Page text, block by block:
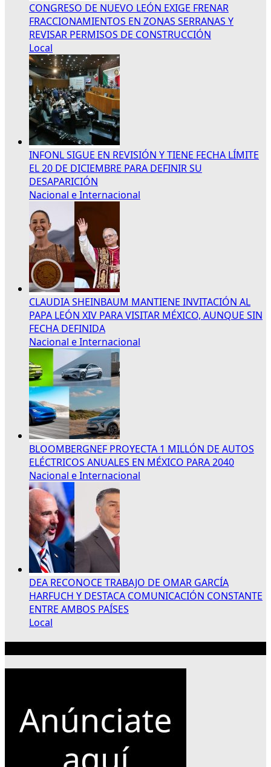
CONGRESO DE NUEVO LEÓN EXIGE FRENAR
FRACCIONAMIENTOS EN ZONAS SERRANAS Y
REVISAR PERMISOS DE CONSTRUCCIÓN
Local
INFONL SIGUE EN REVISIÓN Y TIENE FECHA LÍMITE
EL 20 DE DICIEMBRE PARA DEFINIR SU
DESAPARICIÓN
Nacional e Internacional
CLAUDIA SHEINBAUM MANTIENE INVITACIÓN AL
PAPA LEÓN XIV PARA VISITAR MÉXICO, AUNQUE SIN
FECHA DEFINIDA
Nacional e Internacional
BLOOMBERGNEF PROYECTA 1 MILLÓN DE AUTOS
ELÉCTRICOS ANUALES EN MÉXICO PARA 2040
Nacional e Internacional
DEA RECONOCE TRABAJO DE OMAR GARCÍA
HARFUCH Y DESTACA COMUNICACIÓN CONSTANTE
ENTRE AMBOS PAÍSES
Local